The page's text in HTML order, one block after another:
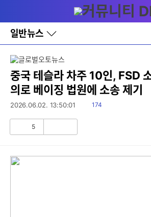
와
홈
일반뉴스
바
로
가
기
레
이
어
창
토
중국 테슬라 차주 10인, FSD
의로 베이징 법원에 소송 제기
2026.06.02. 13:50:01
읽
174
5